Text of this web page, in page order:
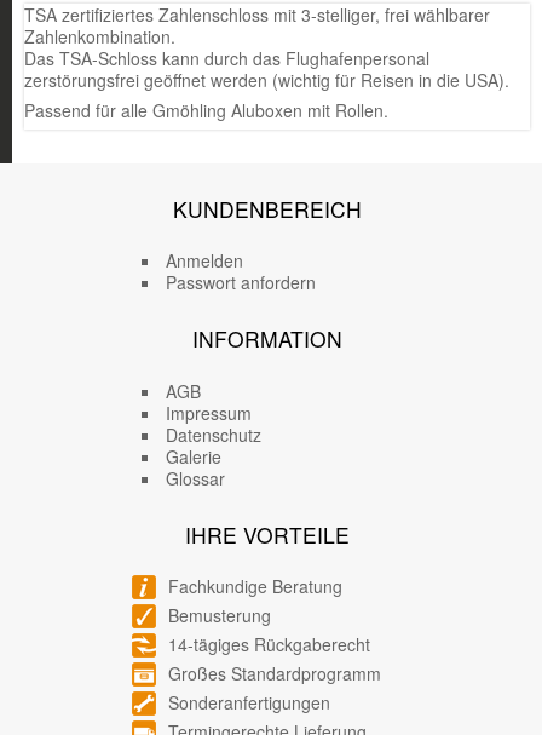
TSA zertifiziertes Zahlenschloss mit 3-stelliger, frei wählbarer
Zahlenkombination.
Das TSA-Schloss kann durch das Flughafenpersonal
zerstörungsfrei geöffnet werden (wichtig für Reisen in die USA).
Passend für alle Gmöhling Aluboxen mit Rollen.
KUNDENBEREICH
Anmelden
Passwort anfordern
INFORMATION
AGB
Impressum
Datenschutz
Galerie
Glossar
IHRE VORTEILE
Fachkundige Beratung
Bemusterung
14-tägiges Rückgaberecht
Großes Standardprogramm
Sonderanfertigungen